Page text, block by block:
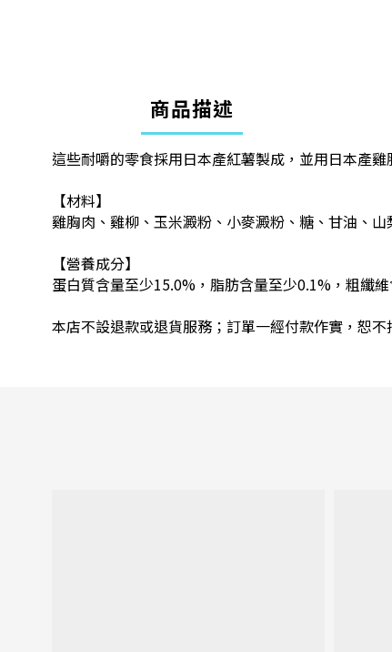
商品描述
這些耐嚼的零食採用日本產紅薯製成，並用日本產
【材料】
雞胸肉、雞柳、玉米澱粉、小麥澱粉、糖、甘油、
【營養成分】
蛋白質含量至少15.0%，脂肪含量至少0.1%，粗纖
本店不設退款或退貨服務；訂單一經付款作實，恕